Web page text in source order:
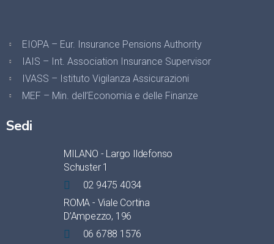
EIOPA – Eur. Insurance Pensions Authority
IAIS – Int. Association Insurance Supervisor
IVASS – Istituto Vigilanza Assicurazioni
MEF – Min. dell’Economia e delle Finanze
Sedi
MILANO - Largo Ildefonso
Schuster 1
02 9475 4034
ROMA - Viale Cortina
D’Ampezzo, 196
06 6788 1576